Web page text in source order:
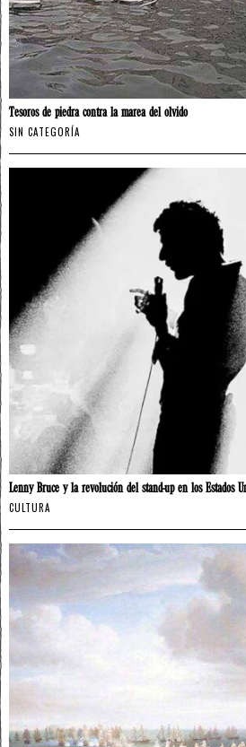
Tesoros de piedra contra la marea del olvido
SIN CATEGORÍA
Lenny Bruce y la revolución del stand-up en los Estados
CULTURA